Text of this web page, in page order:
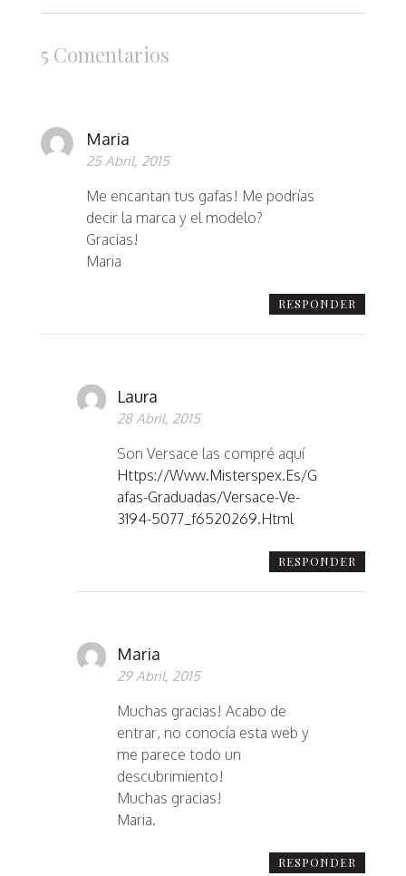
5 Comentarios
Maria
25 Abril, 2015
Me encantan tus gafas! Me podrías
decir la marca y el modelo?
Gracias!
Maria
RESPONDER
Laura
28 Abril, 2015
Son Versace las compré aquí
Https://www.misterspex.es/g
Afas-Graduadas/versace-Ve-
3194-5077_f6520269.html
RESPONDER
Maria
29 Abril, 2015
Muchas gracias! Acabo de
entrar, no conocía esta web y
me parece todo un
descubrimiento!
Muchas gracias!
Maria.
RESPONDER